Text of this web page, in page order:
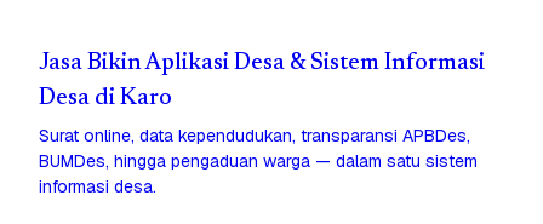
Jasa Bikin Aplikasi Desa & Sistem Informasi
Desa di Karo
Surat online, data kependudukan, transparansi APBDes,
BUMDes, hingga pengaduan warga — dalam satu sistem
informasi desa.